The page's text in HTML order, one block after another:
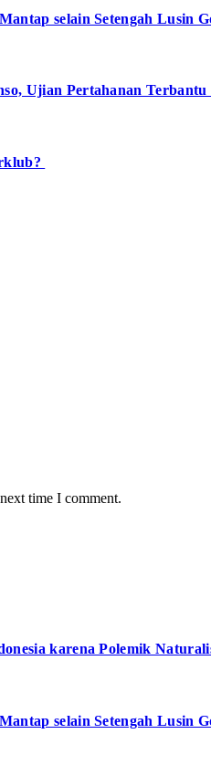
selain Setengah Lusin
Ujian Pertahanan
time I comment.
karena Polemik
selain Setengah Lusin